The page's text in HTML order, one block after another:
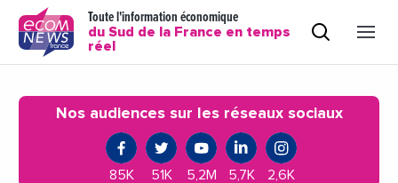
Toute l'information économique
du Sud de la France en temps
réel
Nos audiences sur les réseaux sociaux
85K 51K 5,2M 5,7K 2,6K